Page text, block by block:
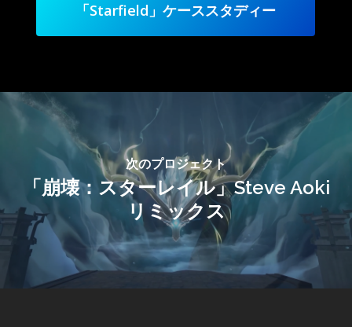
「Starfield」ケーススタディー
次のプロジェクト
「崩壊：スターレイル」Steve Aoki
リミックス